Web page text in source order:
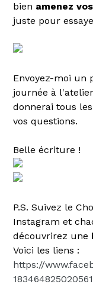
bien amenez
juste pour
Envoyez-moi un
journée à
donnerai tous
vos questions.
Belle écriture !
P.S. Suivez le
Instagram et
découvrirez une
Voici les liens :
https://